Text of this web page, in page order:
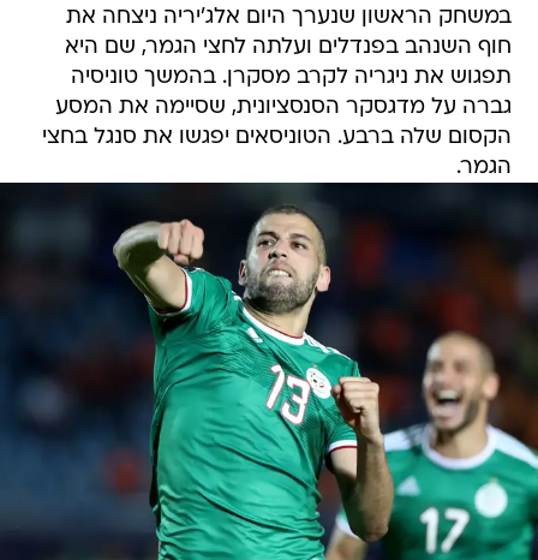
במשחק הראשון שנערך היום אלג'יריה ניצחה את
חוף השנהב בפנדלים ועלתה לחצי הגמר, שם היא
תפגוש את ניגריה לקרב מסקרן. בהמשך טוניסיה
גברה על מדגסקר הסנסציונית, שסיימה את המסע
הקסום שלה ברבע. הטוניסאים יפגשו את סנגל בחצי
הגמר.